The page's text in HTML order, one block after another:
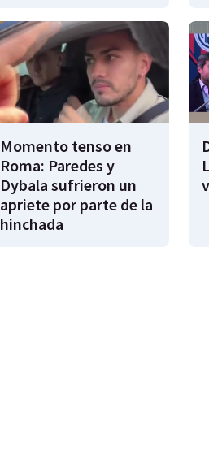
Momento tenso en
Roma: Paredes y
Dybala sufrieron un
apriete por parte de la
hinchada